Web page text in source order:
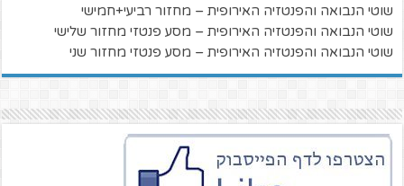
שוטי הנבואה והפנטזיה האירופית – מחזור רביעי+חמישי
שוטי הנבואה והפנטזיה האירופית – מסע פנטזי מחזור שלישי
שוטי הנבואה והפנטזיה האירופית – מסע פנטזי מחזור שני